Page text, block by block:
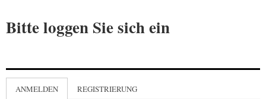
Bitte loggen Sie sich ein
ANMELDEN REGISTRIERUNG